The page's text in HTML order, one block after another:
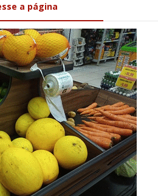
a página